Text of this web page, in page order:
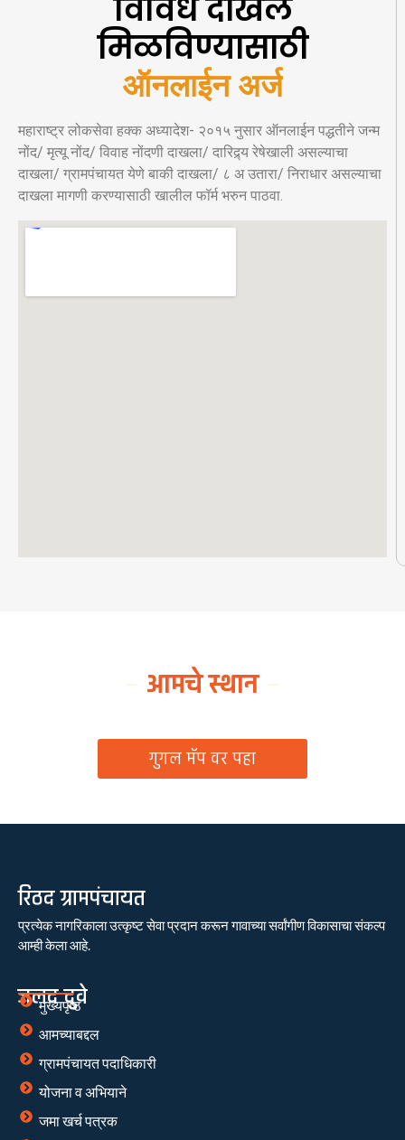
विविध दाखले
मिळविण्यासाठी
ऑनलाईन अर्ज
महाराष्ट्र लोकसेवा हक्क अध्यादेश- २०१५ नुसार ऑनलाईन पद्धतीने जन्म
नोंद/ मृत्यू नोंद/ विवाह नोंदणी दाखला/ दारिद्र्य रेषेखाली असल्याचा
दाखला/ ग्रामपंचायत येणे बाकी दाखला/ ८ अ उतारा/ निराधार असल्याचा
दाखला मागणी करण्यासाठी खालील फॉर्म भरुन पाठवा.
आमचे स्थान
गुगल मॅप वर पहा
रिठद ग्रामपंचायत
प्रत्येक नागरिकाला उत्कृष्ट सेवा प्रदान करून गावाच्या सर्वांगीण विकासाचा संकल्प
आम्ही केला आहे.
जलद दुवे
मुख्यपृष्ठ
आमच्याबद्दल
ग्रामपंचायत पदाधिकारी
योजना व अभियाने
जमा खर्च पत्रक